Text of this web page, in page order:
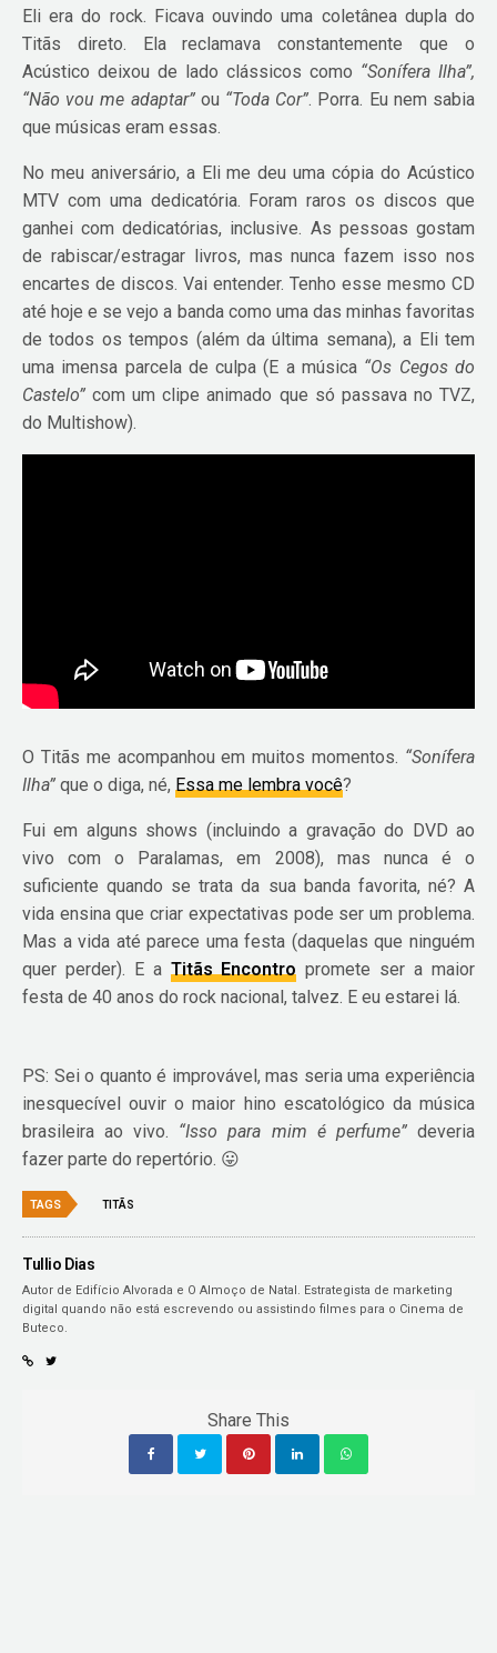
Eli era do rock. Ficava ouvindo uma coletânea dupla do
Titãs direto. Ela reclamava constantemente que o
Acústico deixou de lado clássicos como “Sonífera Ilha”,
“Não vou me adaptar”ou “Toda Cor”. Porra. Eu nem sabia
que músicas eram essas.
No meu aniversário, a Eli me deu uma cópia do Acústico
MTV com uma dedicatória. Foram raros os discos que
ganhei com dedicatórias, inclusive. As pessoas gostam
de rabiscar/estragar livros, mas nunca fazem isso nos
encartes de discos. Vai entender. Tenho esse mesmo CD
até hoje e se vejo a banda como uma das minhas favoritas
de todos os tempos (além da última semana), a Eli tem
uma imensa parcela de culpa (E a música “Os Cegos do
Castelo” com um clipe animado que só passava no TVZ,
do Multishow).
O Titãs me acompanhou em muitos momentos. “Sonífera
Ilha” que o diga, né,Essa me lembra você?
Fui em alguns shows (incluindo a gravação do DVD ao
vivo com o Paralamas, em 2008), mas nunca é o
suficiente quando se trata da sua banda favorita, né? A
vida ensina que criar expectativas pode ser um problema.
Mas a vida até parece uma festa (daquelas que ninguém
quer perder). E a Titãs Encontro promete ser a maior
festa de 40 anos do rock nacional, talvez. E eu estarei lá.
PS: Sei o quanto é improvável, mas seria uma experiência
inesquecível ouvir o maior hino escatológico da música
brasileira ao vivo. “Isso para mim é perfume”deveria
fazer parte do repertório. 😛
TAGS TITÃS
Tullio Dias
Autor de Edifício Alvorada e O Almoço de Natal. Estrategista de marketing
digital quando não está escrevendo ou assistindo filmes para o Cinema de
Buteco.
Share This